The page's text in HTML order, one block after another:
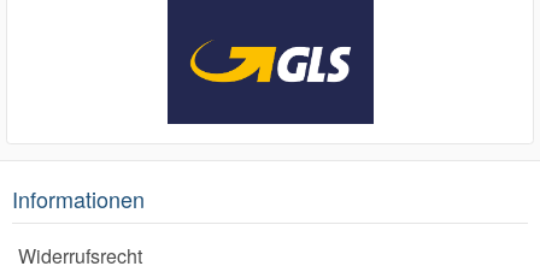
Informationen
Widerrufsrecht